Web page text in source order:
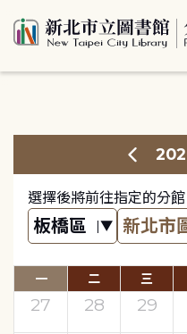
選擇後將前往指定的分館
一 二 三
27 28 29